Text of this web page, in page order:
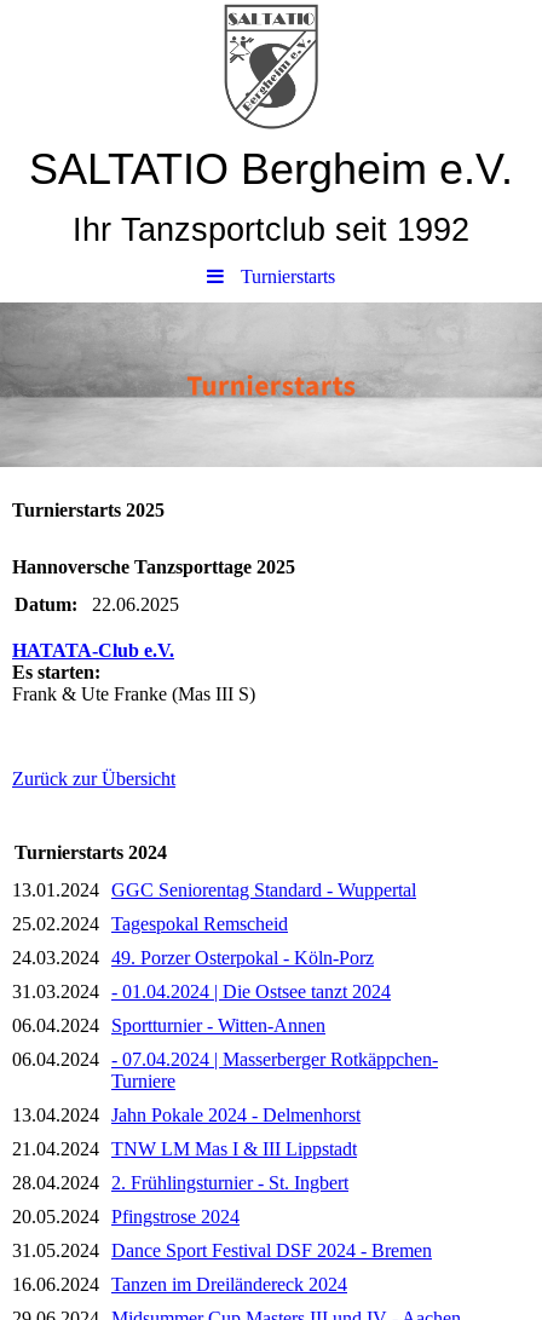
SALTATIO Bergheim e.V.
Ihr Tanzsportclub seit 1992
Turnierstarts
Turnierstarts 2025
Hannoversche Tanzsporttage 2025
Datum:
22.06.2025
HATATA-Club e.V.
Es starten:
Frank & Ute Franke (Mas III S)
Zurück zur Übersicht
Turnierstarts 2024
13.01.2024 GGC Seniorentag Standard - Wuppertal
25.02.2024 Tagespokal Remscheid
24.03.2024 49. Porzer Osterpokal - Köln-Porz
31.03.2024 - 01.04.2024 | Die Ostsee tanzt 2024
06.04.2024
Sportturnier - Witten-Annen
06.04.2024 - 07.04.2024 | Masserberger Rotkäppchen-
Turniere
13.04.2024 Jahn Pokale 2024 - Delmenhorst
21.04.2024 TNW LM Mas I & III Lippstadt
28.04.2024
2. Frühlingsturnier - St. Ingbert
20.05.2024 Pfingstrose 2024
31.05.2024 Dance Sport Festival DSF 2024 - Bremen
16.06.2024 Tanzen im Dreiländereck 2024